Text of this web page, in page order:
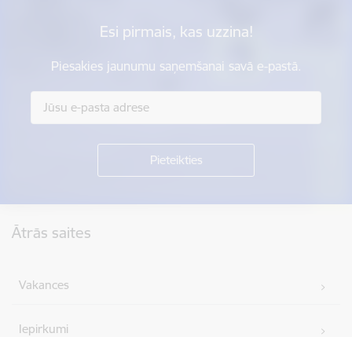
Esi pirmais, kas uzzina!
Piesakies jaunumu saņemšanai savā e-pastā.
Ātrās saites
Vakances
Iepirkumi